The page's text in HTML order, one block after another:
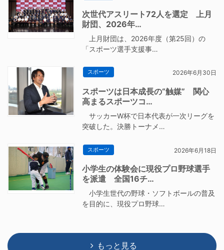
次世代アスリート72人を選定 上月
財団、2026年…
上月財団は、2026年度（第25回）の
「スポーツ選手支援事…
スポーツ 2026年6月30日
スポーツは日本成長の“触媒” 関心
高まるスポーツコ…
サッカーW杯で日本代表が一次リーグを
突破した。決勝トーナメ…
スポーツ 2026年6月18日
小学生の体験会に現役プロ野球選手
を派遣 全国16チ…
小学生世代の野球・ソフトボールの普及
を目的に、現役プロ野球…
もっと見る